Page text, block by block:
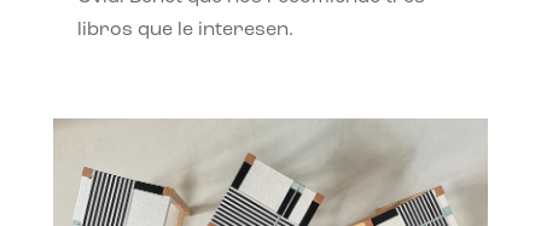
libros que le interesen.